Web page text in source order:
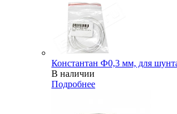
Константан Ф0,3 мм, для
В наличии
Подробнее